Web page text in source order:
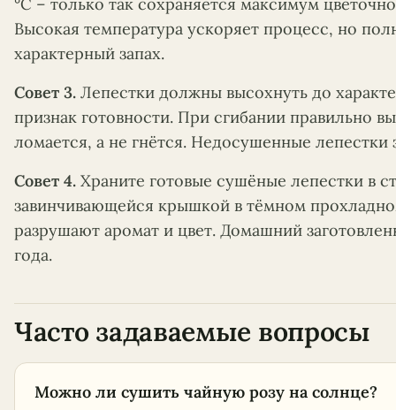
Высокая температура ускоряет процесс, но
характерный запах.
Совет 3. Лепестки должны высохнуть до
признак готовности. При сгибании правильно
ломается, а не гнётся. Недосушенные лепестки
Совет 4. Храните готовые сушёные лепестки в
завинчивающейся крышкой в тёмном
разрушают аромат и цвет. Домашний
года.
Часто задаваемые вопросы
Можно ли сушить чайную розу на солнце?